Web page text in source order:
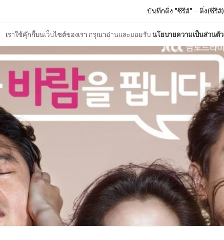
เราใช้คุ๊กกี้บนเว็บไซต์ของเรา กรุณาอ่านและยอมรับนโยบายความเป็นส่วนตัว
บันทึกติ่ง "ซีรีส์" – ติ่ง(ซีรีส์)